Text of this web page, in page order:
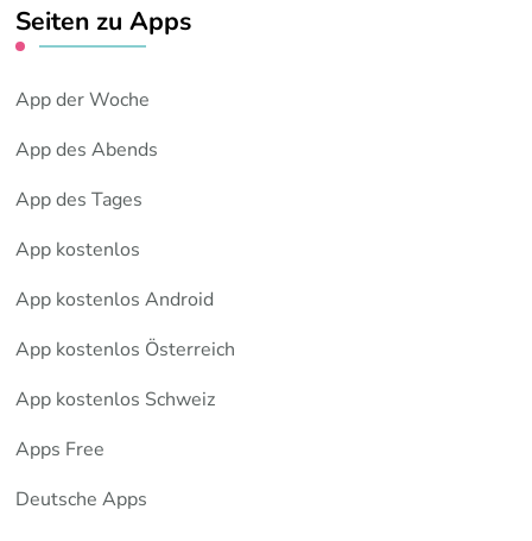
Seiten zu Apps
App der Woche
App des Abends
App des Tages
App kostenlos
App kostenlos Android
App kostenlos Österreich
App kostenlos Schweiz
Apps Free
Deutsche Apps